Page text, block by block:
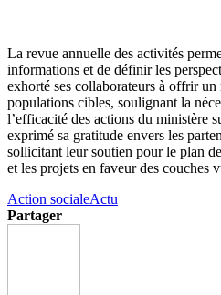
La revue annuelle des activités
informations et de définir les
exhorté ses collaborateurs à offrir
populations cibles, soulignant la
l’efficacité des actions du ministère
exprimé sa gratitude envers les
sollicitant leur soutien pour le plan
et les projets en faveur des couches
Action socialeActu
Partager